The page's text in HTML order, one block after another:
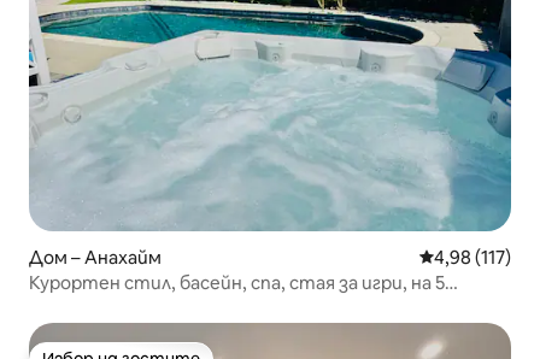
Дом – Анахайм Средна
4,98 (117)
Курортен стил, басейн, спа, стая за игри, на 5